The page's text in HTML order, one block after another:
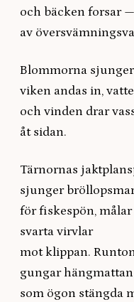
och bäcken forsar
av
Blommorna
viken andas in,
och vinden drar
åt sidan.
Tärnornas
sjunger
för fiskespön, målar
svarta virvlar
mot klippan.
gungar
som ögon stängda